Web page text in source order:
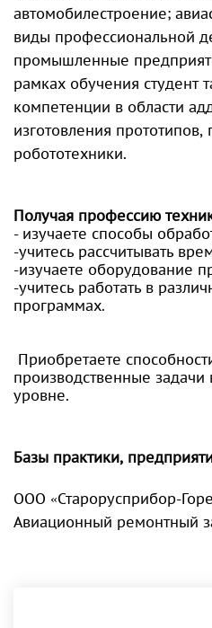
автомобилестроение;
виды профессиональной
промышленные
рамках обучения студент
компетенции в области
изготовления
робототехники.
Получая профессию
- изучаете способы
-учитесь рассчитывать
-изучаете оборудование
-учитесь работать в
программах.
Приобретаете
производственные
уровне.
Базы практики,
ООО «Старорусприбор-
Авиационный ремонтный